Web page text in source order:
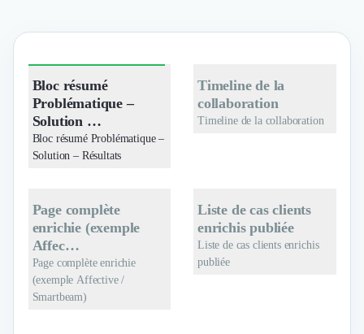
Bloc résumé
Problématique –
Solution …
Bloc résumé Problématique –
Solution – Résultats
Timeline de la
collaboration
Timeline de la collaboration
Page complète
enrichie (exemple
Affec…
Page complète enrichie
(exemple Affective /
Smartbeam)
Liste de cas clients
enrichis publiée
Liste de cas clients enrichis
publiée